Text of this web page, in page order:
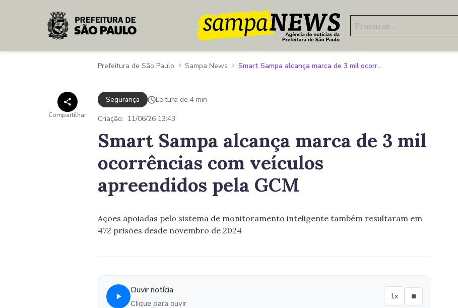
Pular para o Conteúdo principal
Prefeitura de São Paulo Sampa News Smart Sampa alcança marca de 3 mil ocorrências com veículos apreendidos pela GCM
Compartilhar
Segurança
Leitura de 4 min
Criação: 11/06/26 13:43
Smart Sampa alcança marca de 3 mil
ocorrências com veículos
apreendidos pela GCM
Ações apoiadas pelo sistema de monitoramento inteligente também resultaram em
472 prisões desde novembro de 2024
Ouvir notícia
Clique para ouvir
1x